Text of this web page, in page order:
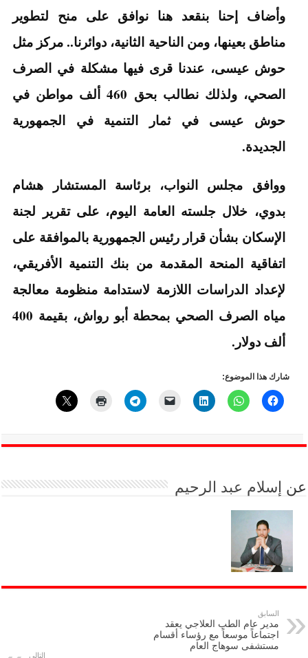
وأضاف إحنا بنقعد هنا نوافق على منح لتطوير
مناطق بعينها، ومن الناحية الثانية، دوائرنا.. مركز مثل
حوش عيسى، عندنا قرى فيها مشكلة في الصرف
الصحي، ولذلك نطالب بحق 460 ألف مواطن في
حوش عيسى في ثمار التنمية في الجمهورية
الجديدة.
ووافق مجلس النواب، برئاسة المستشار هشام
بدوي، خلال جلسته العامة اليوم، على تقرير لجنة
الإسكان بشأن قرار رئيس الجمهورية بالموافقة على
اتفاقية المنحة المقدمة من بنك التنمية الأفريقي،
لإعداد الدراسات اللازمة لاستدامة منظومة معالجة
مياه الصرف الصحي بمحطة أبو رواش، بقيمة 400
ألف دولار.
شارك هذا الموضوع:
عن إسلام عبد الرحيم
السابق
مدير عام الطب العلاجي يعقد
اجتماعاً موسعاً مع رؤساء أقسام
مستشفى سوهاج العام
التالي